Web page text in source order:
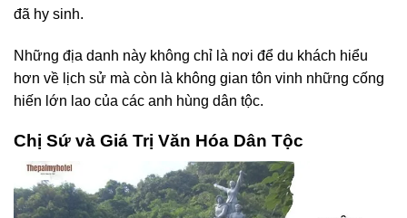
đã hy sinh.
Những địa danh này không chỉ là nơi để du khách hiểu
hơn về lịch sử mà còn là không gian tôn vinh những cống
hiến lớn lao của các anh hùng dân tộc.
Chị Sứ và Giá Trị Văn Hóa Dân Tộc